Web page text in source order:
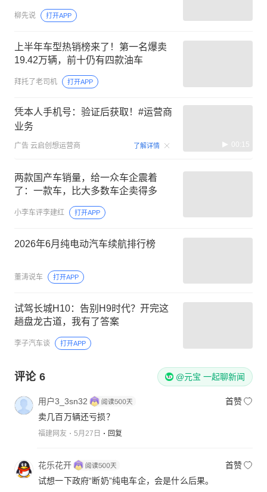
柳先说 打开APP
上半年车型热销榜来了！第一名爆卖
19.42万辆，前十仍有四款油车
拜托了老司机 打开APP
凭本人手机号：验证后获取！#运营商
业务
广告 云启创想运营商 了解详情 00:15
两款国产车销量，给一众车企震着
了：一款车，比大多数车企卖得多
小李车评李建红 打开APP
2026年6月纯电动汽车续航排行榜
董涛说车 打开APP
试驾长城H10：告别H9时代？开完这
趟盘龙古道，我有了答案
李子汽车谈 打开APP
评论 6 @元宝 一起聊新闻
用户3_3sn32
首赞
卖几百万辆还亏损？
福建网友 5月27日 回复
花乐花开
首赞
试想一下政府“断奶”纯电车企，会是什么后果。